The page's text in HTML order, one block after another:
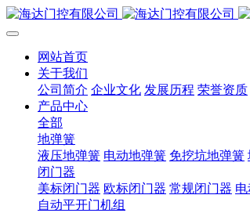
网站首页
关于我们
公司简介 企业文化 发展历程 荣誉资质
产品中心
全部
地弹簧
液压地弹簧 电动地弹簧 免挖坑地弹簧
闭门器
美标闭门器 欧标闭门器 常规闭门器
自动平开门机组